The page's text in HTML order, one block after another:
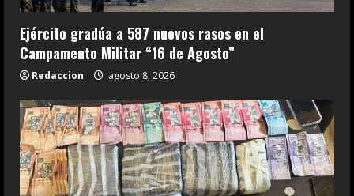
Ejército gradúa a 587 nuevos rasos en el
Campamento Militar “16 de Agosto”
Redaccion agosto 8, 2026